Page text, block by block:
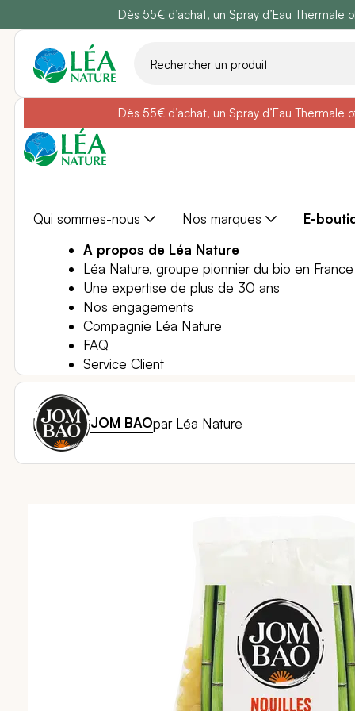
Belle
Dès 55€ d’achat, un Spray d’Eau
Aller
contenu
Belle
Dès 55€ d’achat, un Spray d’Eau
Qui sommes-nous Nos marques E-
A propos de Léa Nature
Léa Nature, groupe pionnier du bio en France
Une expertise de plus de 30 ans
Nos engagements
Compagnie Léa Nature
FAQ
Service Client
JOM BAOpar Léa Nature